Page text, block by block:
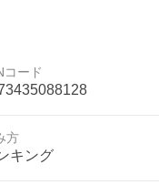
コード
方
キング